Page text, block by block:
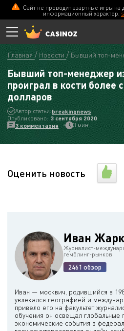
Сайт не проводит азартные игры на
информационный характер.
Главная Новости Бывший топ-
Бывший топ-менеджер
проиграл в кости более
долларов
Автор статьи:breakingnews
Опубликовано: 3 сентября 2020
3 комментария
3 мин.
Оценить новость
Иван
Журналист-
гемблинг-рынков
2461 обзор
Иван — москвич, родившийся в
увлекался географией и
привело его на факультет
обучения он освещал глобальные
экономические события в